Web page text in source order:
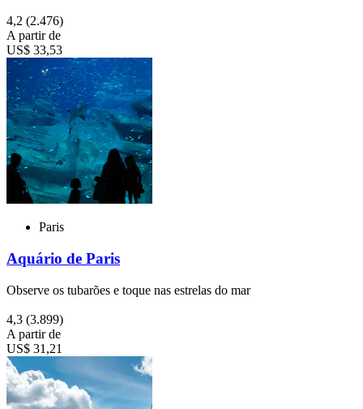
4,2 (2.476)
A partir de
US$ 33,53
Paris
Aquário de Paris
Observe os tubarões e toque nas estrelas do mar
4,3 (3.899)
A partir de
US$ 31,21